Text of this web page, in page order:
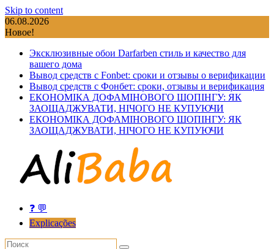
Skip to content
06.08.2026
Новое!
Эксклюзивные обои Darfarben стиль и качество для
вашего дома
Вывод средств с Fonbet: сроки и отзывы о верификации
Вывод средств с Фонбет: сроки, отзывы и верификация
ЕКОНОМІКА ДОФАМІНОВОГО ШОПІНГУ: ЯК
ЗАОЩАДЖУВАТИ, НІЧОГО НЕ КУПУЮЧИ
ЕКОНОМІКА ДОФАМІНОВОГО ШОПІНГУ: ЯК
ЗАОЩАДЖУВАТИ, НІЧОГО НЕ КУПУЮЧИ
❓ 💬
Explicações